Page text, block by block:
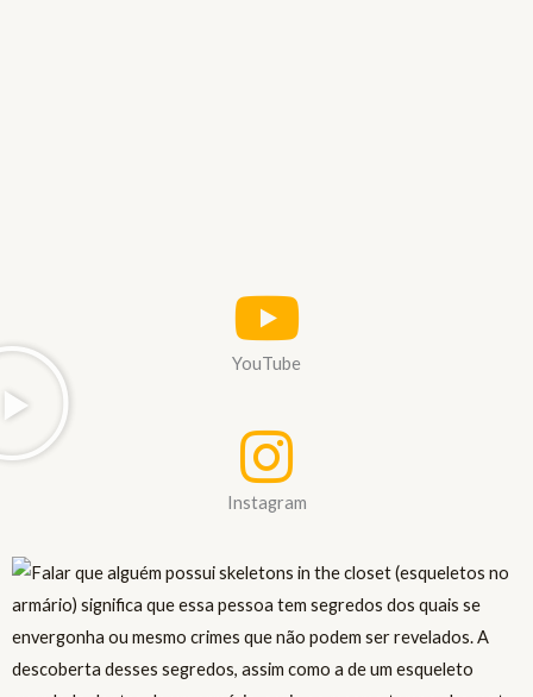
YouTube
Instagram